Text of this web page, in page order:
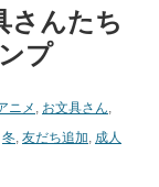
さんたち
プ
ニメ , お文具さん,
冬, 友だち追加, 成人